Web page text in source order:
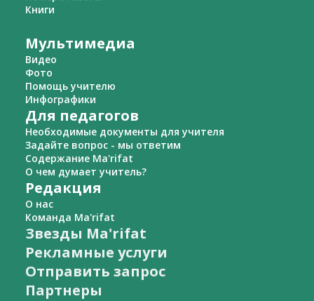
Книги
Мультимедиа
Видео
Фото
Помощь учителю
Инфографики
Для педагогов
Необходимые документы для учителя
Задайте вопрос - мы ответим
Содержание Ma'rifat
О чем думает учитель?
Редакция
О нас
Команда Ma'rifat
Звезды Ma'rifat
Рекламные услуги
Отправить запрос
Партнеры